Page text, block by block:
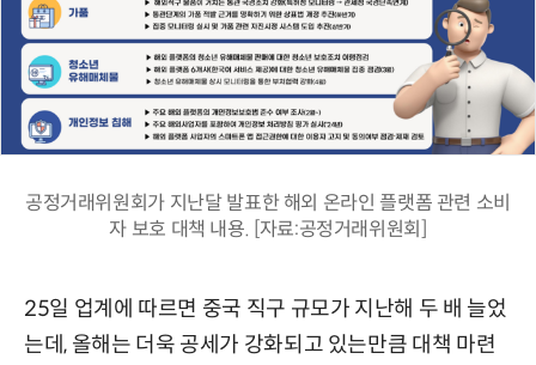
공정거래위원회가 지난달 발표한 해외 온라인 플랫폼 관련 소비
자 보호 대책 내용. [자료:공정거래위원회]
25일 업계에 따르면 중국 직구 규모가 지난해 두 배 늘었
는데, 올해는 더욱 공세가 강화되고 있는만큼 대책 마련